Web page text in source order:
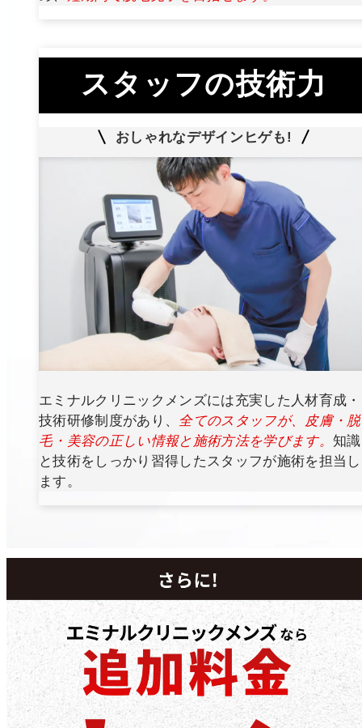
スタッフの技術力
おしゃれなデザインヒゲも!
エミナルクリニックメンズには充実した人材育成・
技術研修制度があり、 全てのスタッフが、皮膚・脱
毛・美容の正しい情報と施術方法を学びます。 知識
と技術をしっかり習得したスタッフが施術を担当し
ます。